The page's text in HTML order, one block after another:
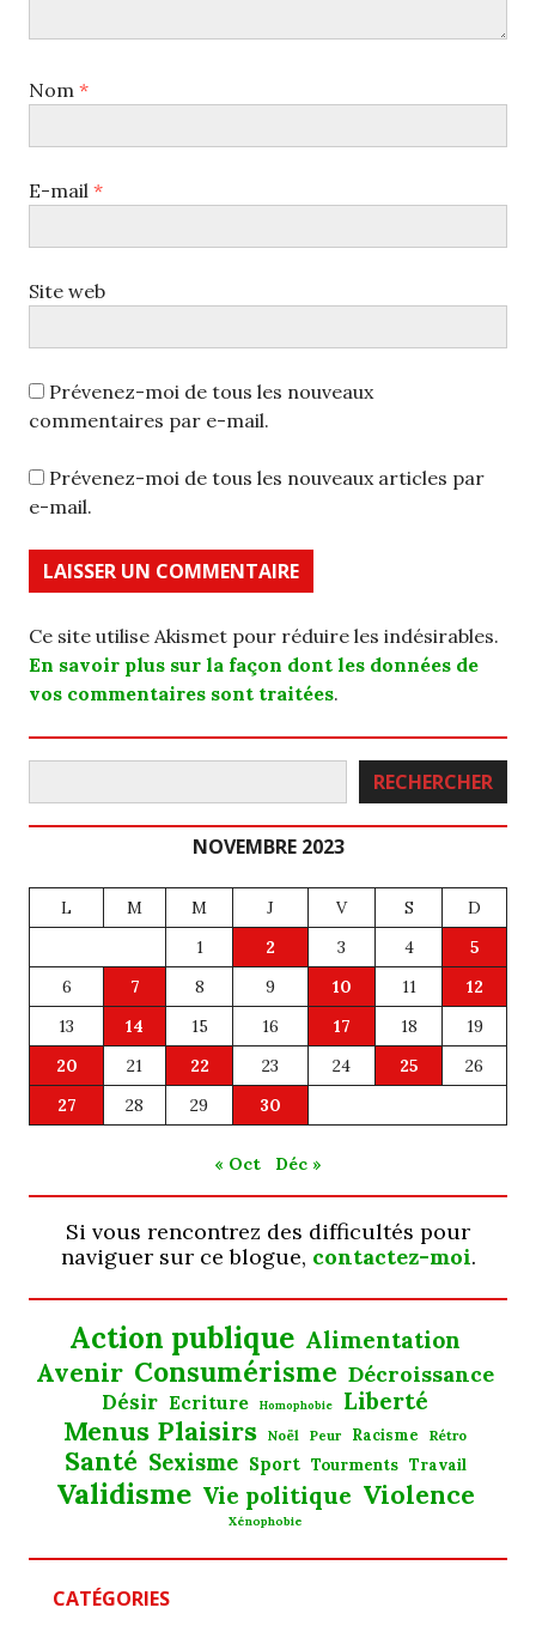
Nom *
E-mail *
Site web
Prévenez-moi de tous les nouveaux
commentaires par e-mail.
Prévenez-moi de tous les nouveaux articles par
e-mail.
Ce site utilise Akismet pour réduire les indésirables.
En savoir plus sur la façon dont les données de
vos commentaires sont traitées.
Rechercher RECHERCHER
NOVEMBRE 2023
L M M J V S
D
1
2 3 4
5
6
7 8 9 10 11
12
13
14 15 16 17 18
19
20
21 22 23 24 25
26
27
28 29 30
« Oct Déc »
Si vous rencontrez des difficultés pour
naviguer sur ce blogue, contactez-moi.
Action publique Alimentation
Avenir Consumérisme Décroissance
Désir Ecriture Homophobie Liberté
Menus Plaisirs Noël Peur Racisme Rétro
Santé Sexisme Sport Tourments Travail
Validisme Vie politique Violence
Xénophobie
CATÉGORIES